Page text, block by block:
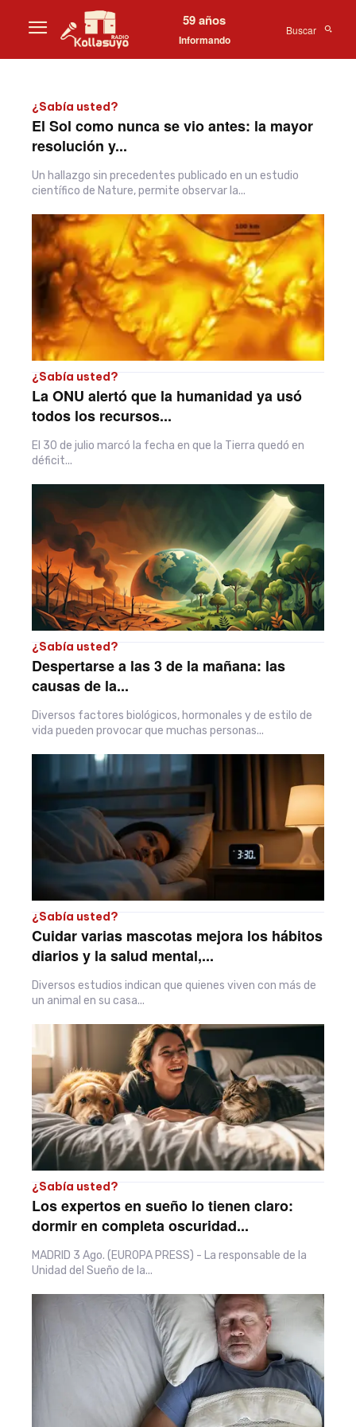
59 años
Informando
Buscar
¿Sabía usted?
El Sol como nunca se vio antes: la mayor
resolución y...
Un hallazgo sin precedentes publicado en un estudio
científico de Nature, permite observar la...
¿Sabía usted?
La ONU alertó que la humanidad ya usó
todos los recursos...
El 30 de julio marcó la fecha en que la Tierra quedó en
déficit...
¿Sabía usted?
Despertarse a las 3 de la mañana: las
causas de la...
Diversos factores biológicos, hormonales y de estilo de
vida pueden provocar que muchas personas...
¿Sabía usted?
Cuidar varias mascotas mejora los hábitos
diarios y la salud mental,...
Diversos estudios indican que quienes viven con más de
un animal en su casa...
¿Sabía usted?
Los expertos en sueño lo tienen claro:
dormir en completa oscuridad...
MADRID 3 Ago. (EUROPA PRESS) - La responsable de la
Unidad del Sueño de la...